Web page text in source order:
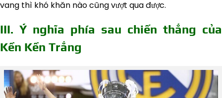
vang thì khó khăn nào cũng vượt qua được.
III. Ý nghĩa phía sau chiến thắng của
Kền Kền Trắng